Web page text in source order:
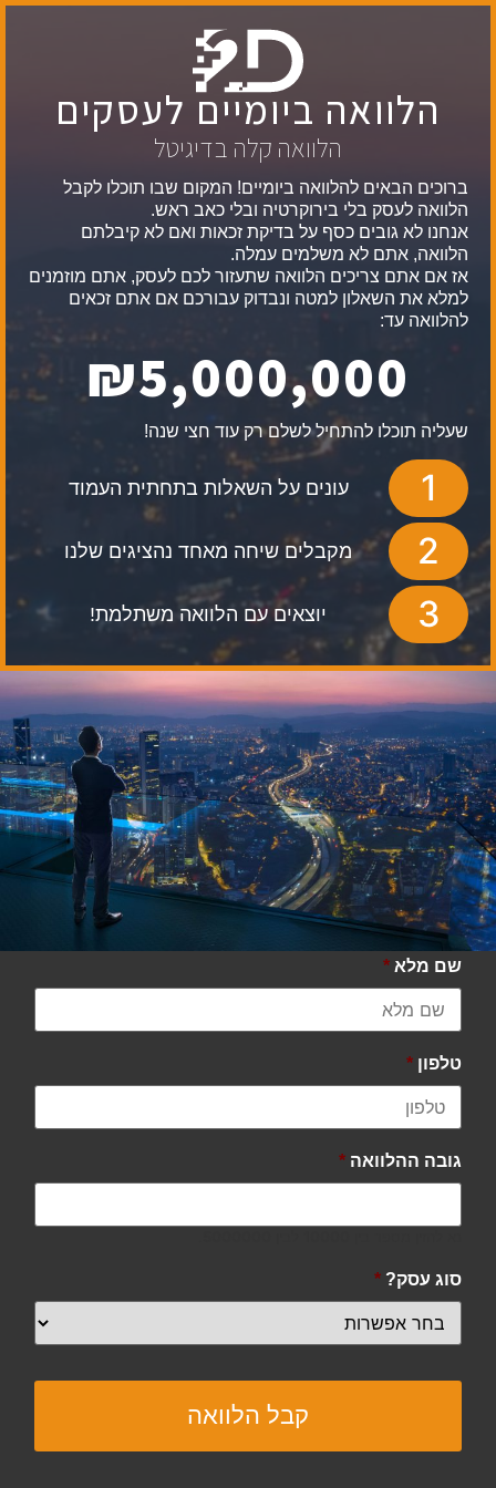
הלוואה ביומיים לעסקים
הלוואה קלה בדיגיטל
ברוכים הבאים להלוואה ביומיים! המקום שבו תוכלו לקבל
הלוואה לעסק בלי בירוקרטיה ובלי כאב ראש.
אנחנו לא גובים כסף על בדיקת זכאות ואם לא קיבלתם
הלוואה, אתם לא משלמים עמלה.
אז אם אתם צריכים הלוואה שתעזור לכם לעסק, אתם מוזמנים
למלא את השאלון למטה ונבדוק עבורכם אם אתם זכאים
להלוואה עד:
₪5,000,000
שעליה תוכלו להתחיל לשלם רק עוד חצי שנה!
1 עונים על השאלות בתחתית העמוד
2 מקבלים שיחה מאחד נהציגים שלנו
3 יוצאים עם הלוואה משתלמת!
שם מלא *
טלפון *
גובה ההלוואה *
סוג עסק? *